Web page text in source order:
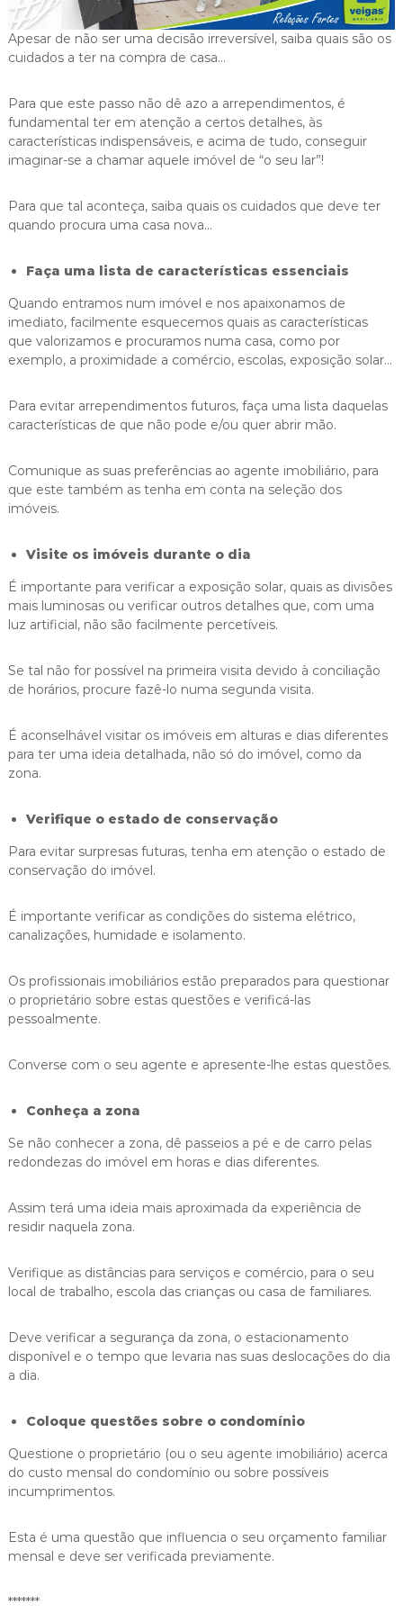
i
g
a
Apesar de não ser uma decisão irreversível, saiba quais são os
cuidados a ter na compra de casa…
Para que este passo não dê azo a arrependimentos, é
fundamental ter em atenção a certos detalhes, às
características indispensáveis, e acima de tudo, conseguir
imaginar-se a chamar aquele imóvel de “o seu lar”!
Para que tal aconteça, saiba quais os cuidados que deve ter
quando procura uma casa nova…
Faça uma lista de características essenciais
Quando entramos num imóvel e nos apaixonamos de
imediato, facilmente esquecemos quais as características
que valorizamos e procuramos numa casa, como por
exemplo, a proximidade a comércio, escolas, exposição solar…
Para evitar arrependimentos futuros, faça uma lista daquelas
características de que não pode e/ou quer abrir mão.
Comunique as suas preferências ao agente imobiliário, para
que este também as tenha em conta na seleção dos
imóveis.
Visite os imóveis durante o dia
É importante para verificar a exposição solar, quais as divisões
mais luminosas ou verificar outros detalhes que, com uma
luz artificial, não são facilmente percetíveis.
Se tal não for possível na primeira visita devido à conciliação
de horários, procure fazê-lo numa segunda visita.
É aconselhável visitar os imóveis em alturas e dias diferentes
para ter uma ideia detalhada, não só do imóvel, como da
zona.
Verifique o estado de conservação
Para evitar surpresas futuras, tenha em atenção o estado de
conservação do imóvel.
É importante verificar as condições do sistema elétrico,
canalizações, humidade e isolamento.
Os profissionais imobiliários estão preparados para questionar
o proprietário sobre estas questões e verificá-las
pessoalmente.
Converse com o seu agente e apresente-lhe estas questões.
Conheça a zona
Se não conhecer a zona, dê passeios a pé e de carro pelas
redondezas do imóvel em horas e dias diferentes.
Assim terá uma ideia mais aproximada da experiência de
residir naquela zona.
Verifique as distâncias para serviços e comércio, para o seu
local de trabalho, escola das crianças ou casa de familiares.
Deve verificar a segurança da zona, o estacionamento
disponível e o tempo que levaria nas suas deslocações do dia
a dia.
Coloque questões sobre o condomínio
Questione o proprietário (ou o seu agente imobiliário) acerca
do custo mensal do condomínio ou sobre possíveis
incumprimentos.
Esta é uma questão que influencia o seu orçamento familiar
mensal e deve ser verificada previamente.
*******